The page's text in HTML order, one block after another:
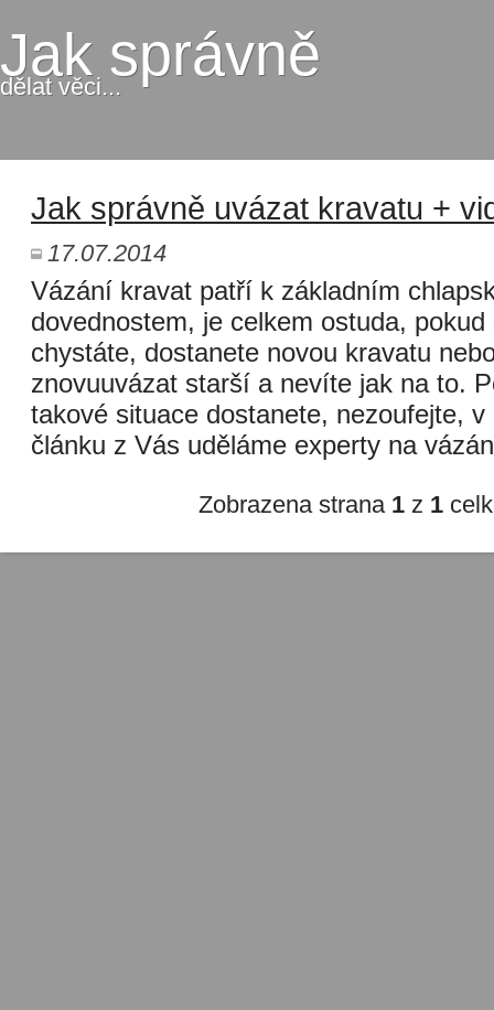
Jak správně
dělat věci...
Jak správně uvázat kravatu +
17.07.2014
Vázání kravat patří k základním
dovednostem, je celkem ostuda, pokud
chystáte, dostanete novou kravatu
znovuuvázat starší a nevíte jak na to.
takové situace dostanete, nezoufejte,
článku z Vás uděláme experty na
Zobrazena strana 1z 1